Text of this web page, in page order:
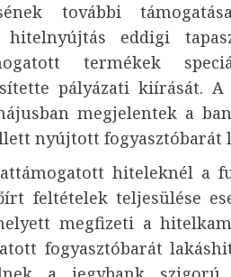
további
eddigi
termékek
pályázati kiírását. A
megjelentek a
nyújtott fogyasztóbarát
hiteleknél a
feltételek teljesülése
megfizeti a
fogyasztóbarát